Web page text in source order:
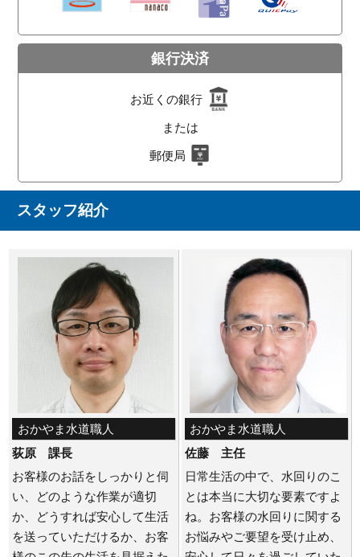
銀行決済
お近くの銀行
または
郵便局
スタッフ紹介
おかやま水道職人
荻原 課長
お客様のお話をしっかりと伺
い、どのような作業が適切
か、どうすれば安心して生活
を送っていただけるか、お客
おかやま水道職人
佐藤 主任
日常生活の中で、水回りのこ
とは本当に大切な要素ですよ
ね。お客様の水回りに関する
お悩みやご要望を受け止め、